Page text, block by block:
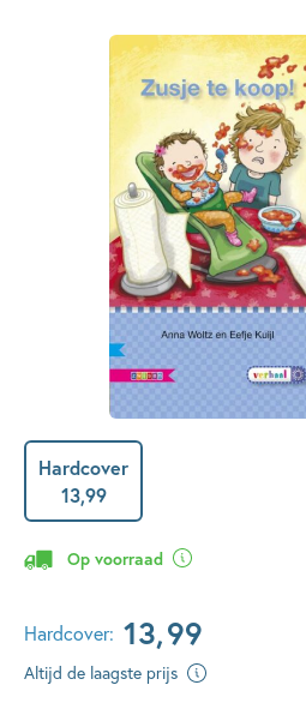
Hardcover
13,99
Op voorraad
Hardcover: 13,99
Altijd de laagste prijs